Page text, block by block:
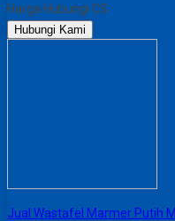
Harga Hubungi CS
Hubungi Kami
Jual Wastafel Marmer Putih